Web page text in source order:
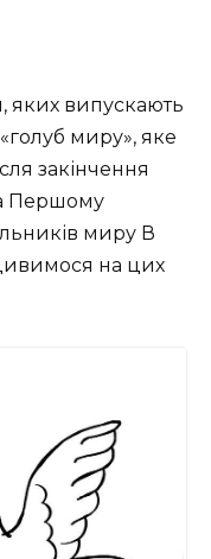
яких випускають
миру», яке
закінчення
Першому
миру В
на цих